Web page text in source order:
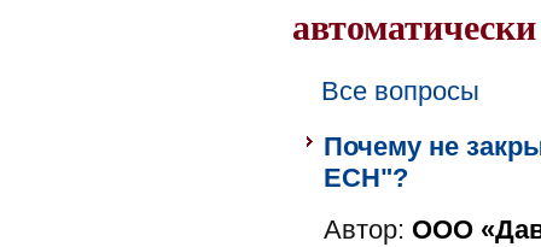
Все вопросы
Почему не
ЕСН"?
Автор: ООО